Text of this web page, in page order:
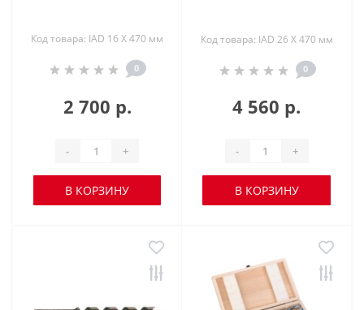
Код товара: IAD 16 X 470 мм
0
2 700 р.
- +
В КОРЗИНУ
Код товара: IAD 26 X 470 мм
0
4 560 р.
- +
В КОРЗИНУ